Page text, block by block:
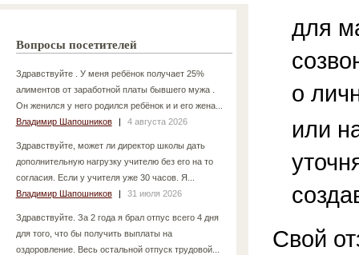
Вопросы посетителей
Здравствуйте . У меня ребёнок получает 25%
алиментов от заработной платы бывшего мужа .
Он женился у него родился ребёнок и и его жена...
Владимир Шапошников
| 4 августа 2026
Здравствуйте, может ли директор школы дать
дополнительную нагрузку учителю без его на то
согласия. Если у учителя уже 30 часов. Я...
Владимир Шапошников
| 31 июля 2026
Здравствуйте. За 2 года я брал отпус всего 4 дня
для того, что бы получить выплаты на
оздоровление. Весь остальной отпуск трудовой...
для
о
или
Свой